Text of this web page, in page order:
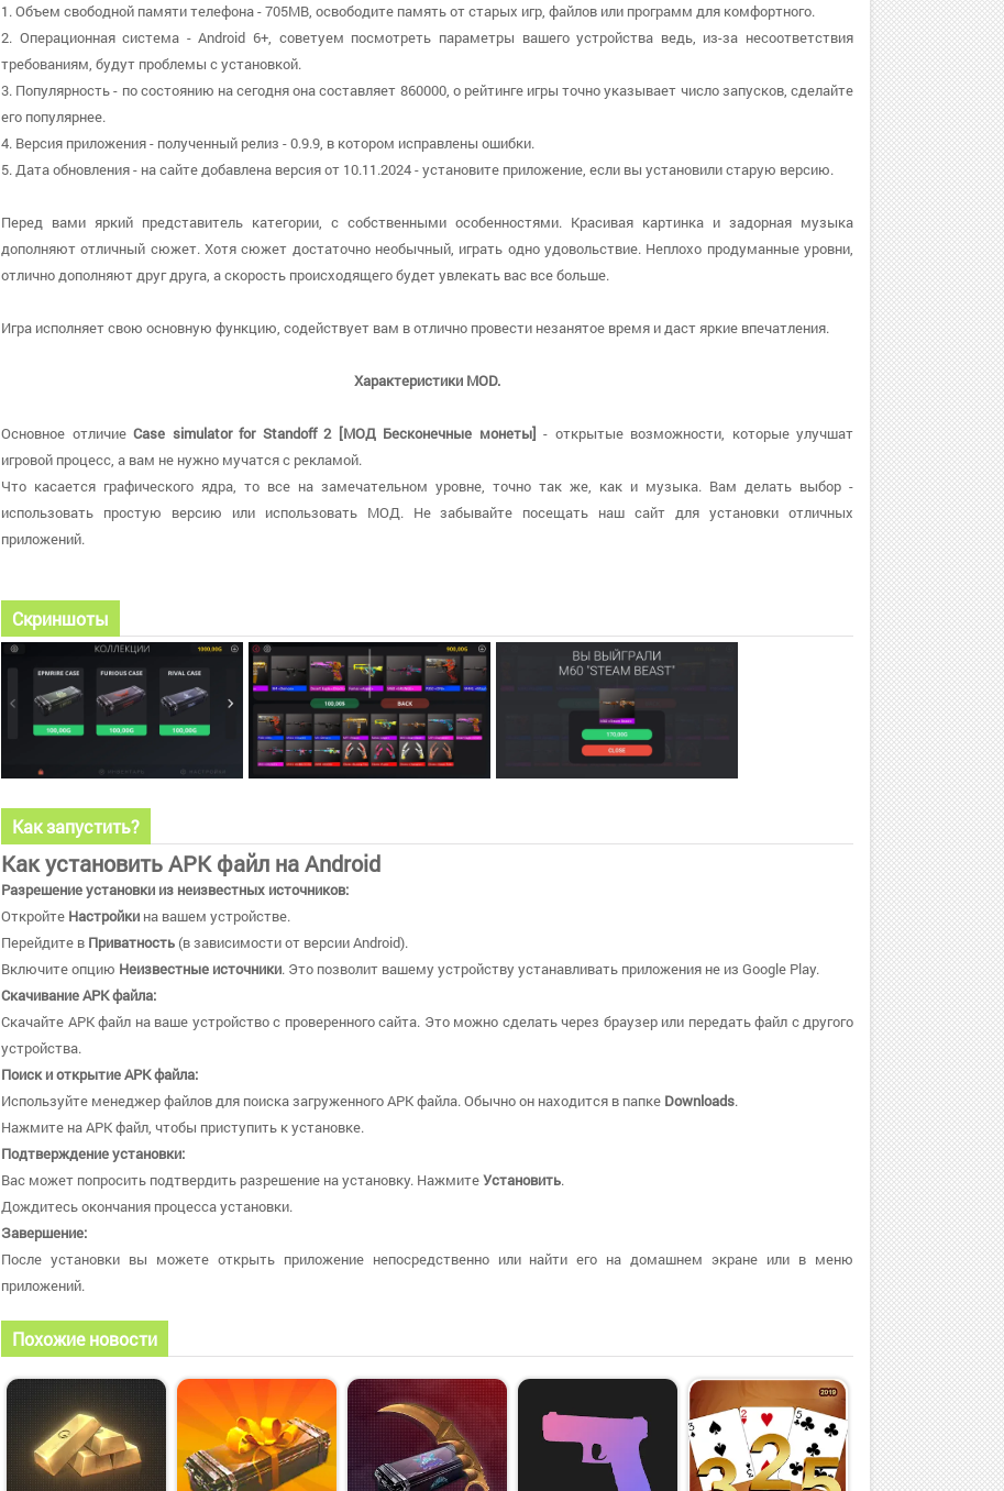
1. Объем свободной памяти телефона - 705MB, освободите память от старых игр, файлов или программ для комфортного.
2. Операционная система - Android 6+, советуем посмотреть параметры вашего устройства ведь, из-за несоответствия
требованиям, будут проблемы с установкой.
3. Популярность - по состоянию на сегодня она составляет 860000, о рейтинге игры точно указывает число запусков, сделайте
его популярнее.
4. Версия приложения - полученный релиз - 0.9.9, в котором исправлены ошибки.
5. Дата обновления - на сайте добавлена версия от 10.11.2024 - установите приложение, если вы установили старую версию.
Перед вами яркий представитель категории, с собственными особенностями. Красивая картинка и задорная музыка
дополняют отличный сюжет. Хотя сюжет достаточно необычный, играть одно удовольствие. Неплохо продуманные уровни,
отлично дополняют друг друга, а скорость происходящего будет увлекать вас все больше.
Игра исполняет свою основную функцию, содействует вам в отлично провести незанятое время и даст яркие впечатления.
Характеристики MOD.
Основное отличие Case simulator for Standoff 2 [МОД Бесконечные монеты] - открытые возможности, которые улучшат
игровой процесс, а вам не нужно мучатся с рекламой.
Что касается графического ядра, то все на замечательном уровне, точно так же, как и музыка. Вам делать выбор -
использовать простую версию или использовать МОД. Не забывайте посещать наш сайт для установки отличных
приложений.
Скриншоты
Как запустить?
Как установить APK файл на Android
Разрешение установки из неизвестных источников:
Откройте Настройки на вашем устройстве.
Перейдите в Приватность (в зависимости от версии Android).
Включите опцию Неизвестные источники. Это позволит вашему устройству устанавливать приложения не из Google Play.
Скачивание APK файла:
Скачайте APK файл на ваше устройство с проверенного сайта. Это можно сделать через браузер или передать файл с другого
устройства.
Поиск и открытие APK файла:
Используйте менеджер файлов для поиска загруженного APK файла. Обычно он находится в папке Downloads.
Нажмите на APK файл, чтобы приступить к установке.
Подтверждение установки:
Вас может попросить подтвердить разрешение на установку. НажмитеУстановить.
Дождитесь окончания процесса установки.
Завершение:
После установки вы можете открыть приложение непосредственно или найти его на домашнем экране или в меню
приложений.
Похожие новости